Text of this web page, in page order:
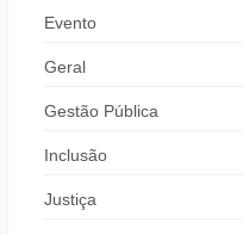
Evento
Geral
Gestão Pública
Inclusão
Justiça